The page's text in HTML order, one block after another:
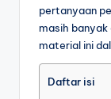
pertanyaan
masih banyak
material ini
Daftar isi